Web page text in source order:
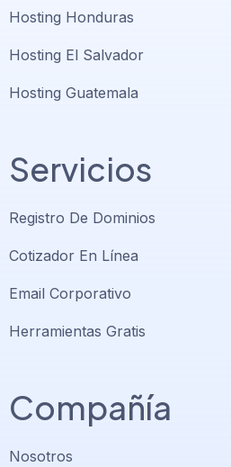
Hosting Honduras
Hosting El Salvador
Hosting Guatemala
Servicios
Registro De Dominios
Cotizador En Línea
Email Corporativo
Herramientas Gratis
Compañía
Nosotros